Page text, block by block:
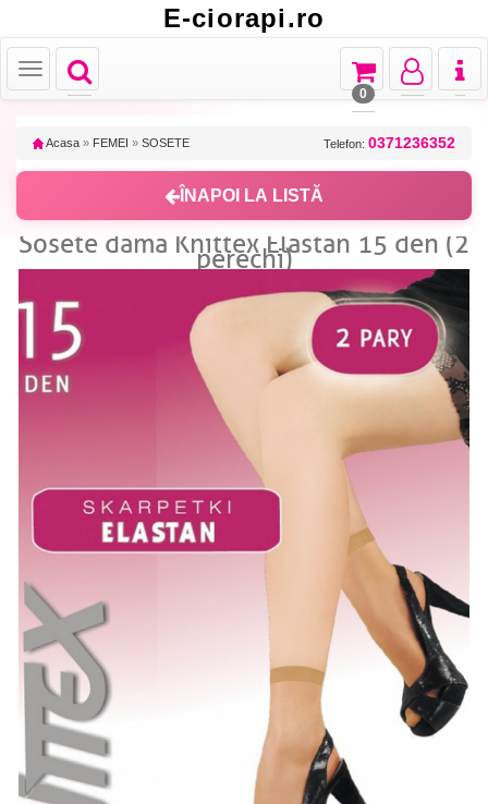
E-ciorapi.ro
Toggle
navigation
Toggle
Toggle
navigation
Toggle
navigation
Toggle
navigation
0
Acasa » FEMEI » SOSETE Telefon: 0371236352
ÎNAPOI LA LISTĂ
Sosete dama Knittex Elastan 15 den (2
perechi)